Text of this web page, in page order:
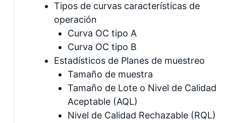
Tipos de curvas características de
operación
Curva OC tipo A
Curva OC tipo B
Estadísticos de Planes de muestreo
Tamaño de muestra
Tamaño de Lote o Nivel de Calidad
Aceptable (AQL)
Nivel de Calidad Rechazable (RQL)